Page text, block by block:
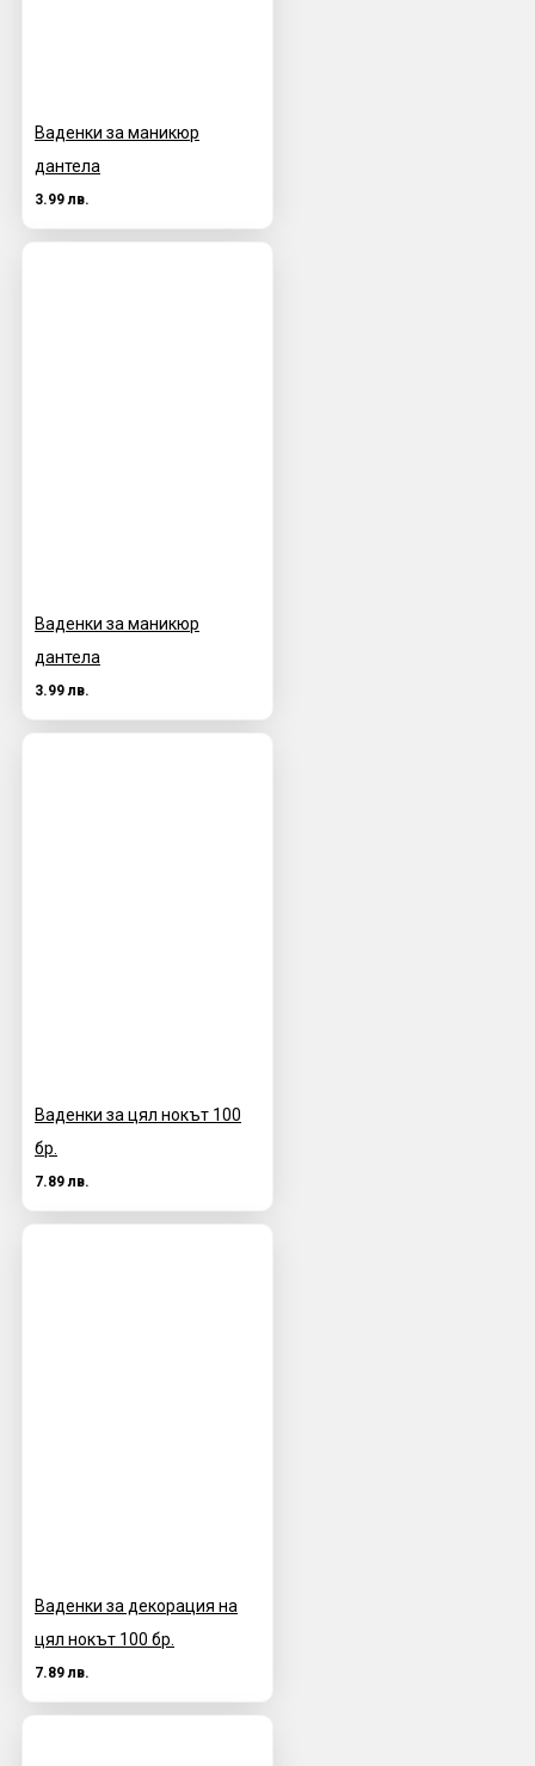
Ваденки за маникюр
дантела
3.99 лв.
Ваденки за маникюр
дантела
3.99 лв.
Ваденки за цял нокът 100
бр.
7.89 лв.
Ваденки за декорация на
цял нокът 100 бр.
7.89 лв.